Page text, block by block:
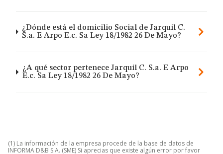
¿Dónde está el domicilio Social de Jarquil C.
S.a. E Arpo E.c. Sa Ley 18/1982 26 De Mayo?
¿A qué sector pertenece Jarquil C. S.a. E Arpo
E.c. Sa Ley 18/1982 26 De Mayo?
(1) La información de la empresa procede de la base de datos de
INFORMA D&B S.A. (SME) Si aprecias que existe algún error por favor